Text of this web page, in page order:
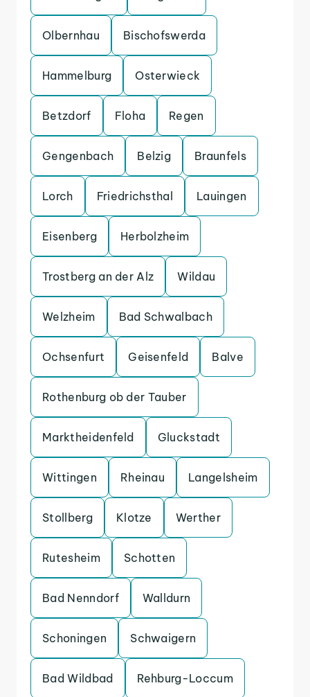
Olbernhau Bischofswerda
Hammelburg Osterwieck
Betzdorf Floha Regen
Gengenbach Belzig Braunfels
Lorch Friedrichsthal Lauingen
Eisenberg Herbolzheim
Trostberg an der Alz Wildau
Welzheim Bad Schwalbach
Ochsenfurt Geisenfeld Balve
Rothenburg ob der Tauber
Marktheidenfeld Gluckstadt
Wittingen Rheinau Langelsheim
Stollberg Klotze Werther
Rutesheim Schotten
Bad Nenndorf Walldurn
Schoningen Schwaigern
Bad Wildbad Rehburg-Loccum